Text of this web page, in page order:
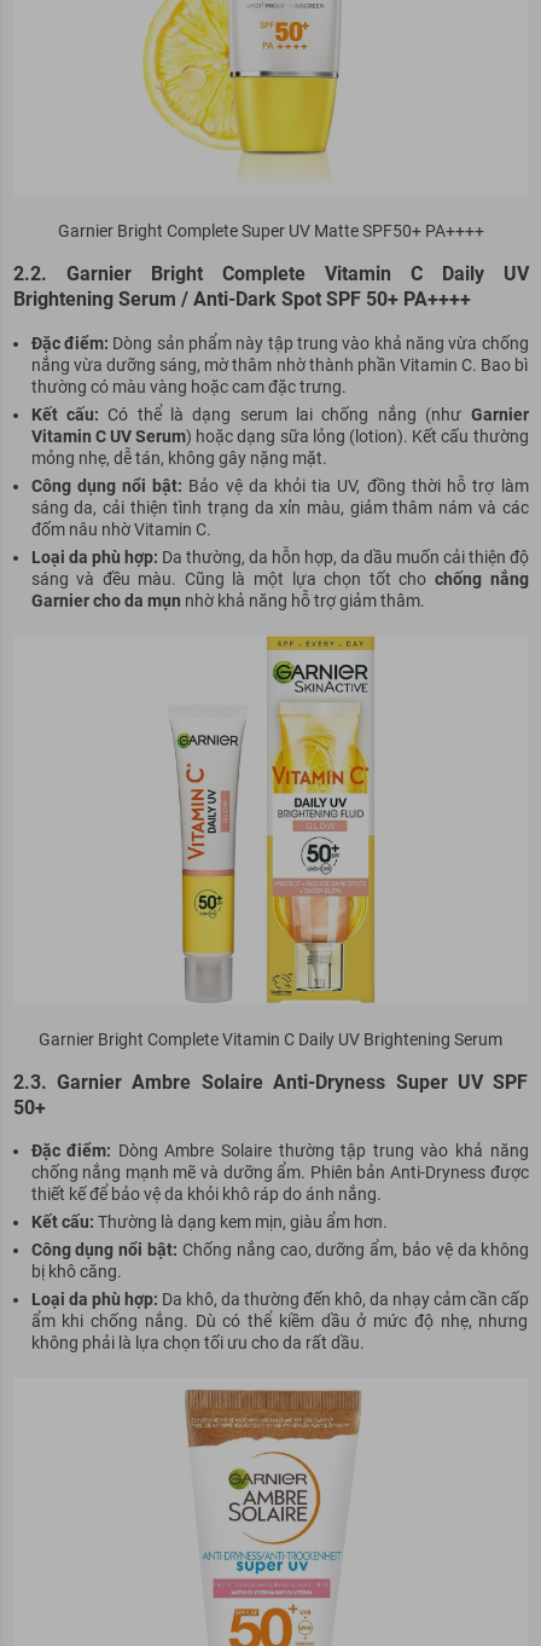
Garnier Bright Complete Super UV Matte SPF50+ PA++++
2.2. Garnier Bright Complete Vitamin C Daily UV
Brightening Serum / Anti-Dark Spot SPF 50+ PA++++
Đặc điểm: Dòng sản phẩm này tập trung vào khả năng vừa chống
nắng vừa dưỡng sáng, mờ thâm nhờ thành phần Vitamin C. Bao bì
thường có màu vàng hoặc cam đặc trưng.
Kết cấu: Có thể là dạng serum lai chống nắng (như Garnier
Vitamin C UV Serum) hoặc dạng sữa lỏng (lotion). Kết cấu thường
mỏng nhẹ, dễ tán, không gây nặng mặt.
Công dụng nổi bật: Bảo vệ da khỏi tia UV, đồng thời hỗ trợ làm
sáng da, cải thiện tình trạng da xỉn màu, giảm thâm nám và các
đốm nâu nhờ Vitamin C.
Loại da phù hợp: Da thường, da hỗn hợp, da dầu muốn cải thiện độ
sáng và đều màu. Cũng là một lựa chọn tốt cho chống nắng
Garnier cho da mụn nhờ khả năng hỗ trợ giảm thâm.
Garnier Bright Complete Vitamin C Daily UV Brightening Serum
2.3. Garnier Ambre Solaire Anti-Dryness Super UV SPF
50+
Đặc điểm: Dòng Ambre Solaire thường tập trung vào khả năng
chống nắng mạnh mẽ và dưỡng ẩm. Phiên bản Anti-Dryness được
thiết kế để bảo vệ da khỏi khô ráp do ánh nắng.
Kết cấu: Thường là dạng kem mịn, giàu ẩm hơn.
Công dụng nổi bật: Chống nắng cao, dưỡng ẩm, bảo vệ da không
bị khô căng.
Loại da phù hợp: Da khô, da thường đến khô, da nhạy cảm cần cấp
ẩm khi chống nắng. Dù có thể kiềm dầu ở mức độ nhẹ, nhưng
không phải là lựa chọn tối ưu cho da rất dầu.